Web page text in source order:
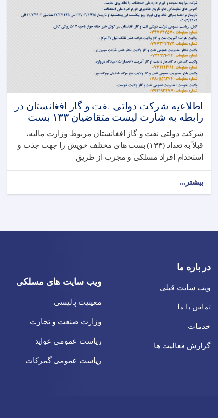
اطلاعیه شرکت دولتی نفت و گاز افغانستان در
رابطه به شارت لیست متقاضیان ۱۳۳ بست
شرکت دولتی نفت و گاز افغانستان مربوط وزارت مالیه،
قبلاً به تعداد (۱۳۳) بست های مختلف خویش را جهت جذب و
استخدام افراد مسلکی و مجرب از طریق
بیشتر...
در باره ما
ویب سایت قبلی
تماس با ما
خدمات
گزارش فعالیت ها
ویب سایت های مسلکی
معینیت پالیسی
وزارت صنعت و تجارت
ریاست عمومی عواید
ریاست عمومی گمرکات